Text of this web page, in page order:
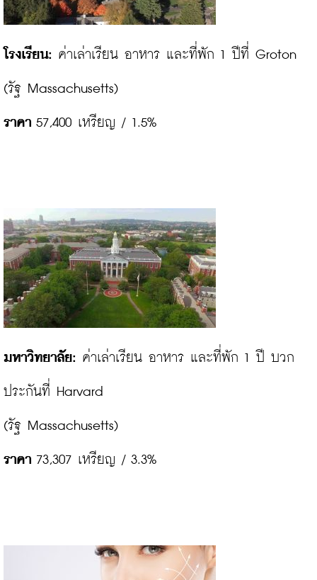
โรงเรียน: ค่าเล่าเรียน อาหาร และที่พัก 1 ปีที่ Groton
ราคา 57,400 เหรียญ / 1.5%
มหาวิทยาลัย: ค่าเล่าเรียน อาหาร และที่พัก 1 ปี บวก
ประกันที่ Harvard
ราคา 73,307 เหรียญ / 3.3%